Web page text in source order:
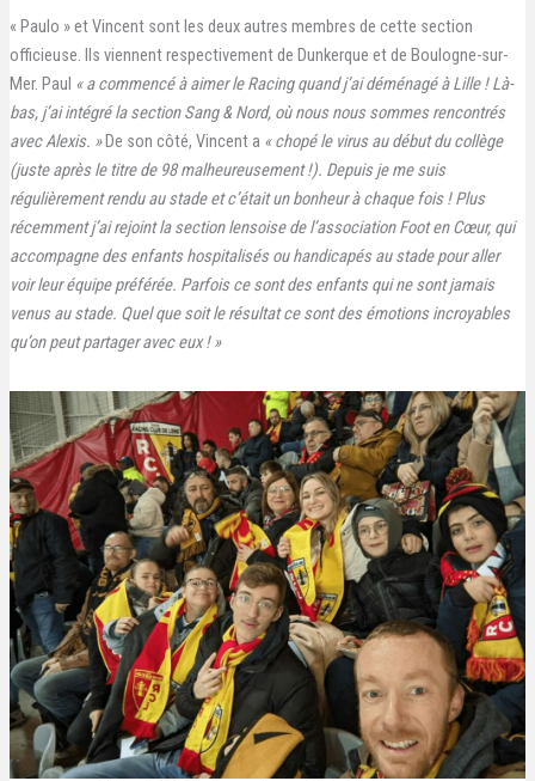
« Paulo » et Vincent sont les deux autres membres de cette section
officieuse. Ils viennent respectivement de Dunkerque et de Boulogne-sur-
Mer. Paul « a commencé à aimer le Racing quand j’ai déménagé à Lille ! Là-
bas, j’ai intégré la section Sang & Nord, où nous nous sommes rencontrés
avec Alexis. »De son côté, Vincent a « chopé le virus au début du collège
(juste après le titre de 98 malheureusement !). Depuis je me suis
régulièrement rendu au stade et c’était un bonheur à chaque fois ! Plus
récemment j’ai rejoint la section lensoise de l’association Foot en Cœur, qui
accompagne des enfants hospitalisés ou handicapés au stade pour aller
voir leur équipe préférée. Parfois ce sont des enfants qui ne sont jamais
venus au stade. Quel que soit le résultat ce sont des émotions incroyables
qu’on peut partager avec eux ! »